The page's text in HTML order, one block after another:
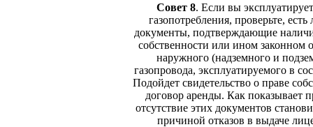
Совет 8. Если вы
газопотребления, проверьте, есть
документы, подтверждающие
собственности или ином законном
наружного (надземного и
газопровода, эксплуатируемого в
Подойдет свидетельство о праве
договор аренды. Как показывает
отсутствие этих документов
причиной отказов в выдаче